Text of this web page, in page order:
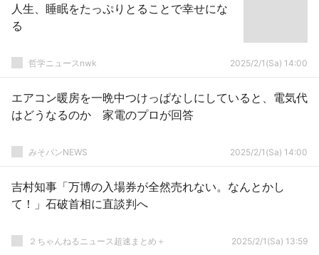
人生、睡眠をたっぷりとることで幸せにな
る
哲学ニュースnwk 2025/2/1(Sa) 14:00
エアコン暖房を一晩中つけっぱなしにしていると、電気代
はどうなるのか 家電のプロが回答
みそパンNEWS 2025/2/1(Sa) 14:00
吉村知事「万博の入場券が全然売れない。なんとかし
て！」石破首相に直談判へ
２ちゃんねるニュース超速まとめ＋ 2025/2/1(Sa) 13:59